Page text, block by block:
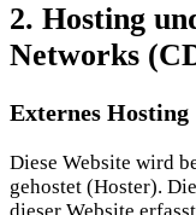
2. Hosting
Networks
Externes Hosting
Diese Website wird
gehostet (Hoster).